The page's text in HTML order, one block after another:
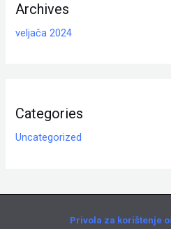
Archives
veljača 2024
Categories
Uncategorized
Privola za korištenje